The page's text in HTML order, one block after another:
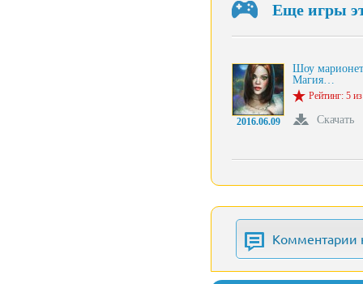
Еще игры
2016.06.09
Шоу
Магия…
Рейтинг: 5
Скачать
Комментарии